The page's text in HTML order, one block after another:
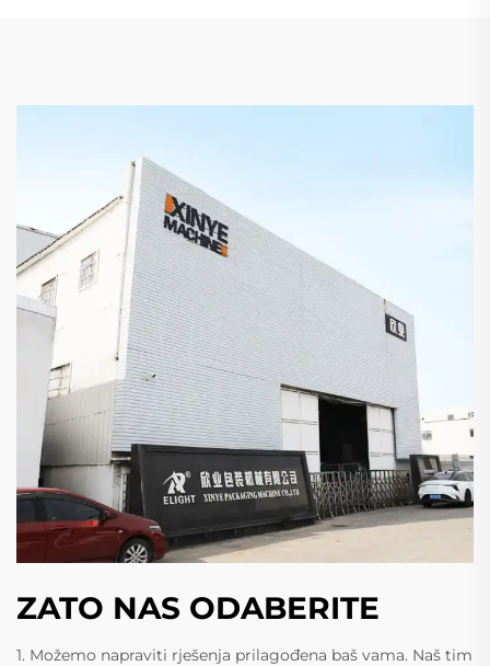
ZATO NAS ODABERITE
1. Možemo napraviti rješenja prilagođena baš vama. Naš tim